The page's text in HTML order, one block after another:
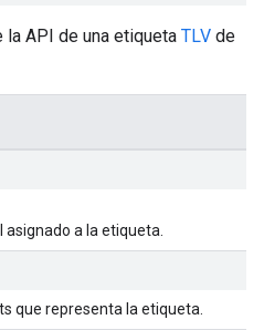
la API de una etiqueta TLV de
a la etiqueta.
que representa la etiqueta.